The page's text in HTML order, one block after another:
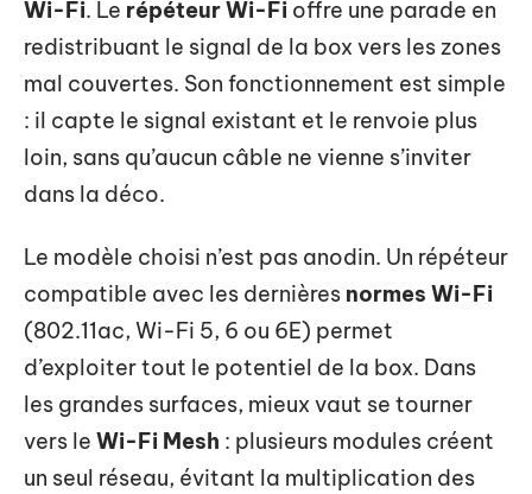
Wi-Fi. Le répéteur Wi-Fi offre une parade en
redistribuant le signal de la box vers les zones
mal couvertes. Son fonctionnement est simple
: il capte le signal existant et le renvoie plus
loin, sans qu’aucun câble ne vienne s’inviter
dans la déco.
Le modèle choisi n’est pas anodin. Un répéteur
compatible avec les dernières normes Wi-Fi
(802.11ac, Wi-Fi 5, 6 ou 6E) permet
d’exploiter tout le potentiel de la box. Dans
les grandes surfaces, mieux vaut se tourner
vers le Wi-Fi Mesh : plusieurs modules créent
un seul réseau, évitant la multiplication des